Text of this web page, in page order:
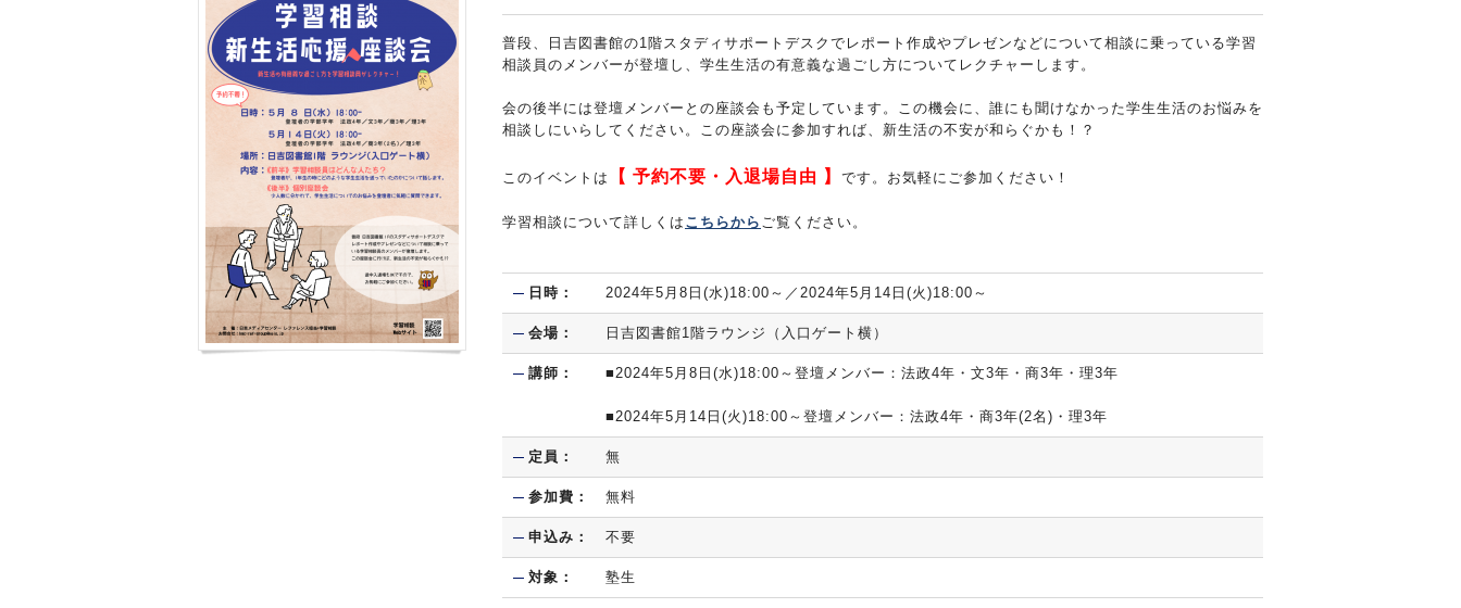
普段、日吉図書館の1階スタディサポートデスクでレポート作成やプレゼンなどについて相談に乗っている学習
相談員のメンバーが登壇し、学生生活の有意義な過ごし方についてレクチャーします。
会の後半には登壇メンバーとの座談会も予定しています。この機会に、誰にも聞けなかった学生生活のお悩みを
相談しにいらしてください。この座談会に参加すれば、新生活の不安が和らぐかも！？
このイベントは 【 予約不要・入退場自由 】 です。お気軽にご参加ください！
学習相談について詳しくは こちらから ご覧ください。
日時： 2024年5月8日(水)18:00～／2024年5月14日(火)18:00～
会場： 日吉図書館1階ラウンジ（入口ゲート横）
講師： ■2024年5月8日(水)18:00～登壇メンバー：法政4年・文3年・商3年・理3年
■2024年5月14日(火)18:00～登壇メンバー：法政4年・商3年(2名)・理3年
定員： 無
参加費： 無料
申込み： 不要
対象： 塾生